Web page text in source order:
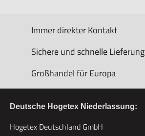
Immer direkter Kontakt
Sichere und schnelle Lieferung
Großhandel für Europa
Deutsche Hogetex Niederlassung:
Hogetex Deutschland GmbH